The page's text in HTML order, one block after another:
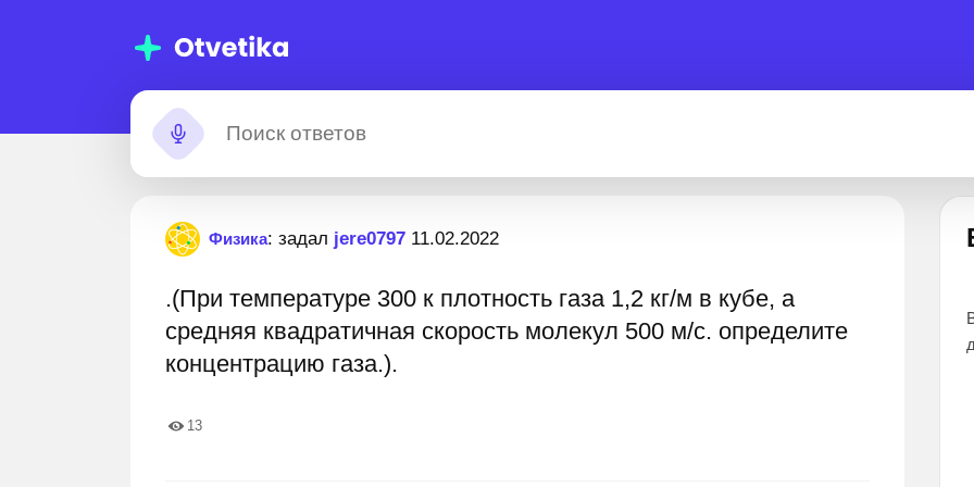
Физика: задал jere0797 11.02.2022
.(При температуре 300 к плотность газа 1,2 кг/м в кубе, а
средняя квадратичная скорость молекул 500 м/с. определите
концентрацию газа.).
13
000+ пошаговых ответов
Застрял?
Лучшие эксперты готовы помочь 24 часа
Все эксперты прошли тщательный отбор
дают наиболее точные и понятные ответы